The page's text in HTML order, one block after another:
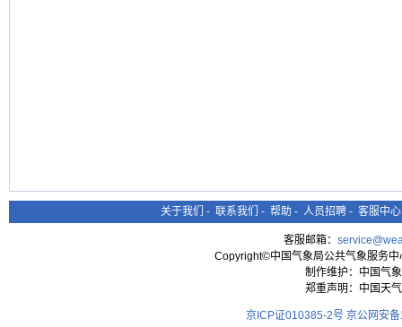
关于我们 - 联系我们 - 帮助 - 人员招聘 - 客服中心
客服邮箱：
Copyright©中国气象局公共气象服务
制作维护：中国气
郑重声明：中国天
京ICP证010385-2号 京公网安